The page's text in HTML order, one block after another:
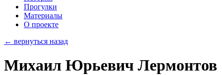
Прогулки
Материалы
О проекте
← вернуться назад
Михаил Юрьевич Лермонтов